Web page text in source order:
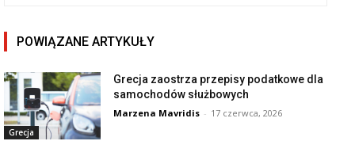
POWIĄZANE ARTYKUŁY
Grecja
Grecja zaostrza przepisy podatkowe dla
samochodów służbowych
Marzena Mavridis - 17 czerwca, 2026